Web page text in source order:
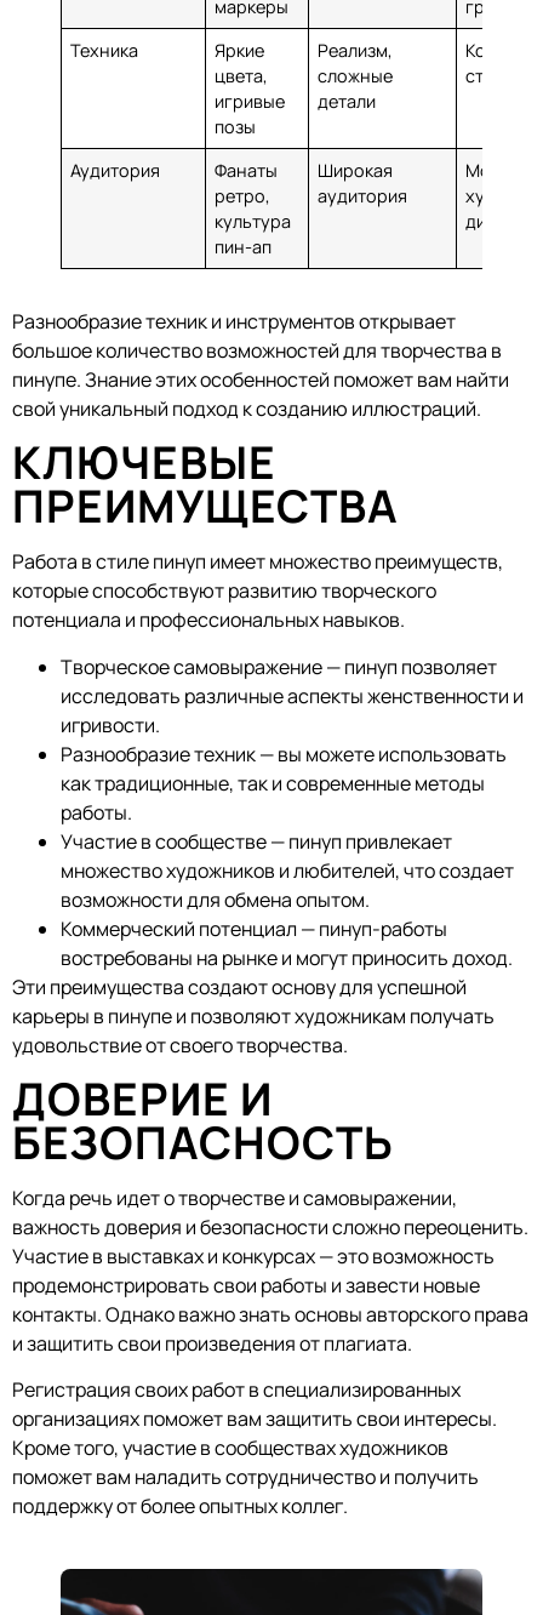
маркеры
графика
Техника
Яркие
цвета,
игривые
позы
Реализм,
сложные
детали
стилей
Аудитория
Фанаты
ретро,
культура
пин-ап
Широкая
аудитория
Разнообразие техник и инструментов открывает
большое количество возможностей для творчества в
пинупе. Знание этих особенностей поможет вам найти
свой уникальный подход к созданию иллюстраций.
КЛЮЧЕВЫЕ
ПРЕИМУЩЕСТВА
Работа в стиле пинуп имеет множество преимуществ,
которые способствуют развитию творческого
потенциала и профессиональных навыков.
Творческое самовыражение — пинуп позволяет
исследовать различные аспекты женственности и
игривости.
Разнообразие техник — вы можете использовать
как традиционные, так и современные методы
работы.
Участие в сообществе — пинуп привлекает
множество художников и любителей, что создает
возможности для обмена опытом.
Коммерческий потенциал — пинуп-работы
востребованы на рынке и могут приносить доход.
Эти преимущества создают основу для успешной
карьеры в пинупе и позволяют художникам получать
удовольствие от своего творчества.
ДОВЕРИЕ И
БЕЗОПАСНОСТЬ
Когда речь идет о творчестве и самовыражении,
важность доверия и безопасности сложно переоценить.
Участие в выставках и конкурсах — это возможность
продемонстрировать свои работы и завести новые
контакты. Однако важно знать основы авторского права
и защитить свои произведения от плагиата.
Регистрация своих работ в специализированных
организациях поможет вам защитить свои интересы.
Кроме того, участие в сообществах художников
поможет вам наладить сотрудничество и получить
поддержку от более опытных коллег.